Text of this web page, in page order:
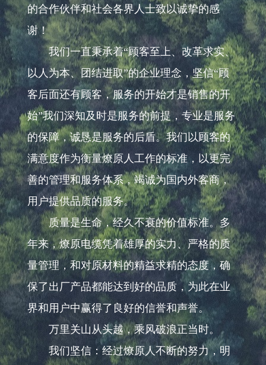
的合作伙伴和社会各界人士致以诚挚的感
谢！
我们一直秉承着“顾客至上、改革求实、
以人为本、团结进取”的企业理念，坚信“顾
客后面还有顾客，服务的开始才是销售的开
始”我们深知及时是服务的前提，专业是服务
的保障，诚恳是服务的后盾。我们以顾客的
满意度作为衡量燎原人工作的标准，以更完
善的管理和服务体系，竭诚为国内外客商，
用户提供品质的服务。
质量是生命，经久不衰的价值标准。多
年来，燎原电缆凭着雄厚的实力、严格的质
量管理，和对原材料的精益求精的态度，确
保了出厂产品都能达到好的品质，为此在业
界和用户中赢得了良好的信誉和声誉。
万里关山从头越，乘风破浪正当时。
我们坚信：经过燎原人不断的努力，明